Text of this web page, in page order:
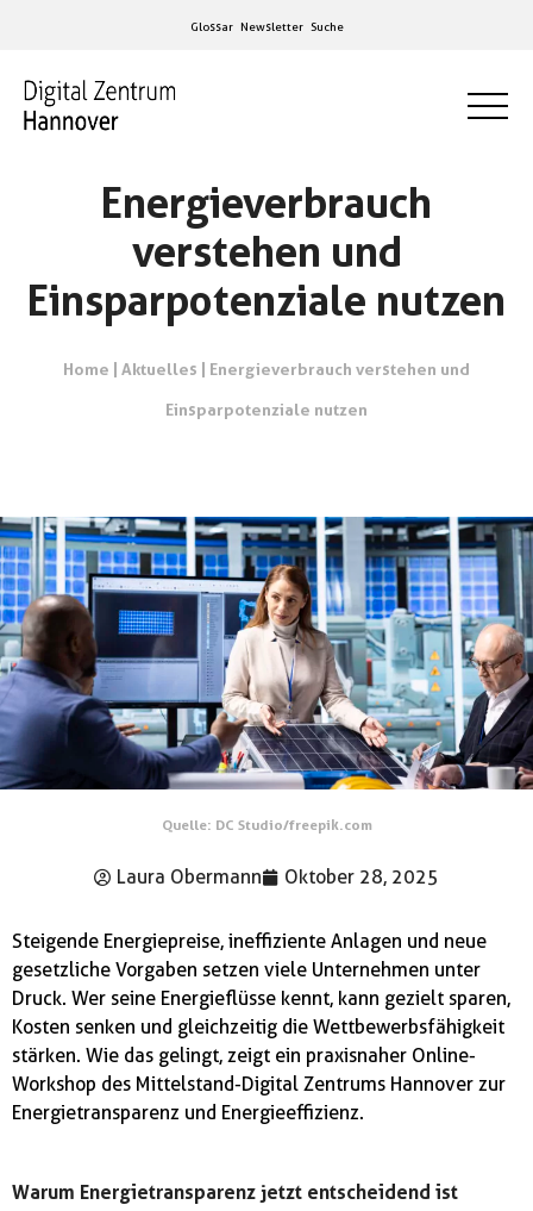
Glossar Newsletter Suche
Energieverbrauch
verstehen und
Einsparpotenziale nutzen
Home | Aktuelles | Energieverbrauch verstehen und
Einsparpotenziale nutzen
Quelle: DC Studio/freepik.com
Laura Obermann Oktober 28, 2025
Steigende Energiepreise, ineffiziente Anlagen und neue
gesetzliche Vorgaben setzen viele Unternehmen unter
Druck. Wer seine Energieflüsse kennt, kann gezielt sparen,
Kosten senken und gleichzeitig die Wettbewerbsfähigkeit
stärken. Wie das gelingt, zeigt ein praxisnaher Online-
Workshop des Mittelstand-Digital Zentrums Hannover zur
Energietransparenz und Energieeffizienz.
Warum Energietransparenz jetzt entscheidend ist